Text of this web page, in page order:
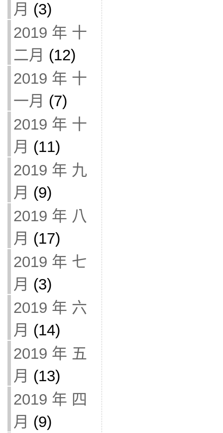
月 (3)
2019 年 十
二月 (12)
2019 年 十
一月 (7)
2019 年 十
月 (11)
2019 年 九
月 (9)
2019 年 八
月 (17)
2019 年 七
月 (3)
2019 年 六
月 (14)
2019 年 五
月 (13)
2019 年 四
月 (9)